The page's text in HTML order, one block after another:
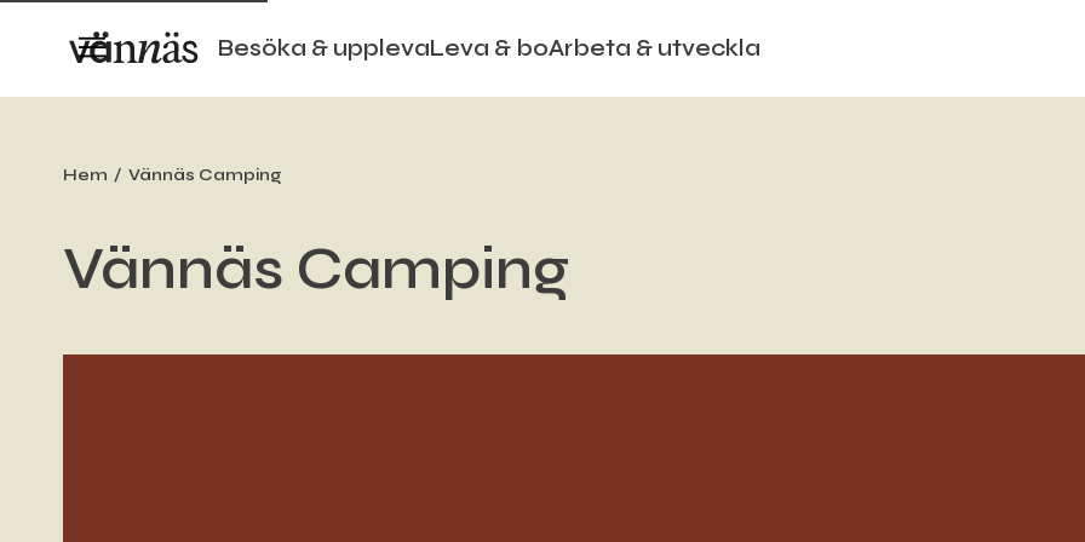
Besöka & upplevaLeva & boArbeta & utveckla
Hem Vännäs Camping
Vännäs Camping